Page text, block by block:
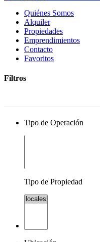
Quiénes Somos
Alquiler
Propiedades
Emprendimientos
Contacto
Favoritos
Filtros
Tipo de Operación
Tipo de Propiedad